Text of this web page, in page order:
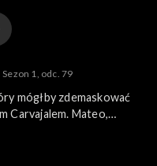
Sezon 1, odc. 79
mógłby zdemaskować
Carvajalem. Mateo,
upadku Evy. Candela